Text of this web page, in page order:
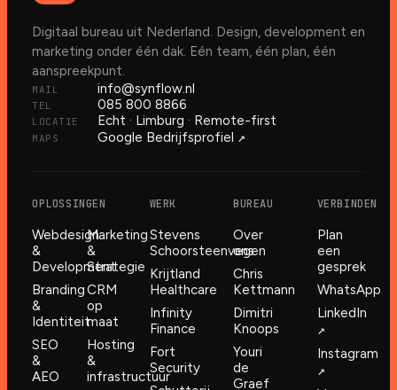
Digitaal bureau uit Nederland. Design, development en
marketing onder één dak. Eén team, één plan, één
aanspreekpunt.
MAIL info@synflow.nl
TEL 085 800 8866
LOCATIE Echt · Limburg · Remote-first
MAPS Google Bedrijfsprofiel ↗︎
OPLOSSINGEN
Webdesign
&
Development
Branding
&
Identiteit
SEO
&
AEO
Marketing
&
Strategie
CRM
op
maat
Hosting
&
infrastructuur
WERK
Stevens
Schoorsteenvegen
Krijtland
Healthcare
Infinity
Finance
Fort
Security
BUREAU
Over
ons
Chris
Kettmann
Dimitri
Knoops
Youri
de
Graef
VERBINDEN
Plan
een
gesprek
WhatsApp
LinkedIn
↗︎
Instagram
↗︎